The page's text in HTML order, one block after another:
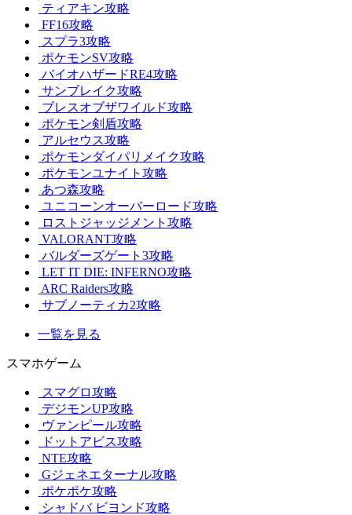
ティアキン攻略
FF16攻略
スプラ3攻略
ポケモンSV攻略
バイオハザードRE4攻略
サンブレイク攻略
ブレスオブザワイルド攻略
ポケモン剣盾攻略
アルセウス攻略
ポケモンダイパリメイク攻略
ポケモンユナイト攻略
あつ森攻略
ユニコーンオーバーロード攻略
ロストジャッジメント攻略
VALORANT攻略
バルダーズゲート3攻略
LET IT DIE: INFERNO攻略
ARC Raiders攻略
サブノーティカ2攻略
一覧を見る
スマホゲーム
スマグロ攻略
デジモンUP攻略
ヴァンピール攻略
ドットアビス攻略
NTE攻略
Gジェネエターナル攻略
ポケポケ攻略
シャドバ ビヨンド攻略